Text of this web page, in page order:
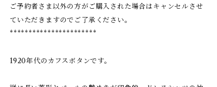
ご予約者さま以外の方がご購入された場合はキャンセルさせ
ていただきますのでご了承ください。
***********************
1920年代のカフスボタンです。